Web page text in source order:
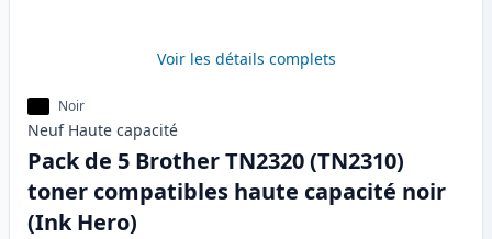
Voir les détails complets
Noir
Neuf Haute capacité
Pack de 5 Brother TN2320 (TN2310)
toner compatibles haute capacité noir
(Ink Hero)